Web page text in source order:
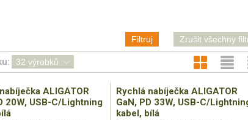
Filtruj Zrušit všechny
ALIGATOR
20W, USB-C/Lightning
Rychlá nabíječka ALIGATOR
GaN, PD 33W, USB-C/
kabel, bílá